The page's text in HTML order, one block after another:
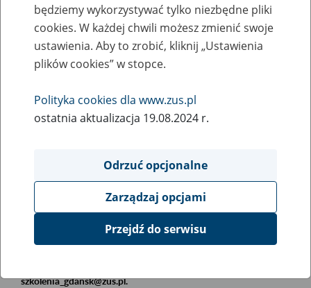
Zaproś ZUS do siebie: eZUS, wizyty
rezerwowane, e-wizyty, Aktywni 50+
Rodzaj wydarzenia
Szkolenia
Obszar merytoryczny
Płatnicy, ubezpieczeni, świadczeniobiorcy
Opis wydarzenia
Szkolenie stacjonarne w siedzibie firmy, instytucji, urzędu.
szkolenia_gdansk@zus.pl.
będziemy wykorzystywać tylko niezbędne pliki
cookies. W każdej chwili możesz zmienić swoje
ustawienia. Aby to zrobić, kliknij „Ustawienia
plików cookies” w stopce.
Polityka cookies dla www.zus.pl
ostatnia aktualizacja 19.08.2024 r.
Odrzuć opcjonalne
Zarządzaj opcjami
Przejdź do serwisu